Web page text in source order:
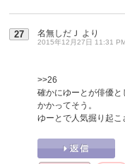
27 名無しだＪ より
2015年12月27日 11:31
>>26
確かにゆーとが俳優
かかってそう。
ゆーとで人気掘り起